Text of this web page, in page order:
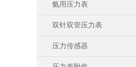
氨用压力表
双针双管压力表
压力传感器